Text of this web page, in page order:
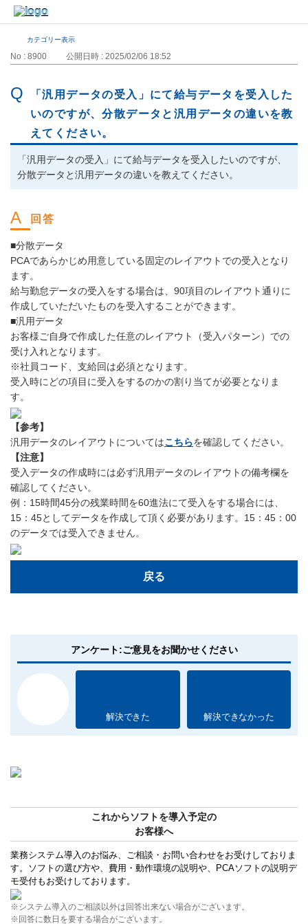
カテゴリー表示
No : 8900 公開日時 : 2025/02/06 18:52
「汎用データの受入」にて給与データを受入した
いのですが、分散データと汎用データの違いを教
えてください。
「汎用データの受入」にて給与データを受入したいのですが、
分散データと汎用データの違いを教えてください。
■分散データ
PCAであらかじめ用意している固定のレイアウトでの受入となり
ます。
給与勤怠データの受入をする場合は、90項目のレイアウト通りに
作成していただいたものを受入することができます。
■汎用データ
お客様ご自身で作成した任意のレイアウト（受入パターン）での
受け入れとなります。
※社員コード、支給回は必須となります。
受入時にどの項目に受入をするのかの割り当てが必要となりま
す。
【参考】
汎用データのレイアウトについてはこちらを確認してください。
【注意】
受入データの作成時には必ず汎用データのレイアウトの備考欄を
確認してください。
例：15時間45分の残業時間を60進法にて受入をする場合には、
15：45としてデータを作成して頂く必要があります。15：45：00
のデータでは受入できません。
戻る
アンケート:ご意見をお聞かせください
解決できた 解決できなかった
これからソフトを導入予定の
お客様へ
業務システム導入のお悩み、ご相談・お問い合わせをお受けしておりま
す。ソフトの選び方や、費用・動作環境の説明や、PCAソフトの説明デ
モ受付もお受けしております。
※システム導入のご相談以外は回答出来ない場合がございます。
※回答に数日を要する場合がございます。